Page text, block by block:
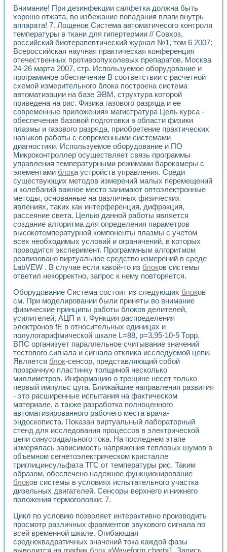
Лабораторные практикумы и учебные стенды
Автоматизация лабораторного стенда по измерению
Автоматизированные лабораторные комплексы для
Виртуальный прибор для исследования нелинейных
Использование виртуальных приборов в процесе
Использование программ ELECTRONICS WORKBENCH-
Лабораторный практикум по дисциплине «Цифровые
Лабораторный практикум по ИНС на основе LabVIEW
Лабораторный практикум по основам теории коммутации
Опыт использования NI LabVIEW для создания
Применение LabVIEW для исследования течения в
Создание виртуальной работы «Изучение магнитных
Обратный маятник
Устройство для изучения основ интерфейсов обмена по
Лабораторный практикум: изучение адиабатического
Стенд для исследования электрических переходных
Система статистической обработки результатов
Автоматизация лазерно-плазменных измерений с
Модельно-измерительный комплекс. Назначение. Состав.
Использование технологий NATIONAL INSTRUMENTS
Учебный практикум "Спектральный и корреляционный
Учебный стенд для исследования принципа действия
Оборудование и программное обеспечение учебных
Виртуальный лабораторный практикум для изучения
Управление роботом ТУР-10 средствами LabVIEW
Аппаратно-программный комплекс для исследования
Автоматизированный дистанционный лабораторный
Исследование возможности реставрации одномерных
Использование технологий NATIONAL INSTRUMENTS в
Учебный стенд для исследования принципа действия
Виртуальная система поддержки принимаемых решений в
Преемственность дисциплин «Моделирование систем» и
Универсальный стенд для исследования электрических
Лабораторные практикумы по информационно-
Виртуальный измеритель частотных характеристик на
Лабораторный практикум по основам теории Коммутации
Разработка виртуальной лабораторной работы
Виртуальные практикумы по электротехнике в среде
Из опыта внедрения в рамках национального проекта
Исследование эффективности решателей
Опыт разработки LabVIEW лабораторных практикумов
Проблемы повышения качества образования и
Развитие LabVIEW лабораторного практикума по
Разработка виртуальной лаборатории по электротехнике
Усовершенствованные алгоритмы частотного анализа
Об опыте работы учебного центра «Технологии
Технологии NI в магистерской программе «Прикладная
Система диагностики двигателей постоянного тока
Автоматизированный стенд формирования
Лабораторный практикум по курсу ИИС на базе
Партнеры
Учебные заведения
Бизнес
Контакты
Внимание! При дезинфекции салфетка должна быть
хорошо отжата, во избежание попадания влаги внутрь
аппарата! 7. Лощенов Система автоматичесого контроля
температуры в ткани для гипертермии // Совхоз,
российский биотерапевтический журнал №1, том 6 2007:
Всероссийская научная практическая конференция
отечественных противоопухолевых препаратов, Москва
24-26 марта 2007, стр. Используемое оборудование и
программное обеспечение В соответствии с расчетной
схемой измерительного блока построена система
автоматизации на базе ЭВМ, структура которой
приведена на рис. Физика газового разряда и ее
современные приложения» магистратура Цель курса -
обеспечение базовой подготовки в области физики
плазмы и газового разряда, приобретение практических
навыков работы с современными системами
диагностики. Используемое оборудование и ПО
Микроконтроллер осуществляет связь программы
управления температурными режимами барокамеры с
элементами блока устройств управления. Среди
существующих методов измерений малых перемещений
и колебаний важное место занимают оптоэлектронные
методы, основанные на различных физических
явлениях, таких как интерференция, дифракция,
рассеяние света. Целью данной работы является
создание алгоритма для определения параметров
высокотемпературной компоненты плазмы с учетом
всех необходимых условий и ограничений, в которых
проводится эксперимент. Программным алгоритмом
реализовано виртуальное средство измерений в среде
LabVEW . В случае если какой-то из блоков системы
ответил некорректно, запрос к нему повторяется.
Оборудование Система состоит из следующих блоков
см. При моделировании были приняты во внимание
физические принципы работы блоков делителей,
усилителей, АЦП и т. Функция распределения
электронов fE в относительных единицах и
полулогарифмической шкале L=88, p=3,95·10-5 Торр.
ВПС организует параллельное считывание значений
тестового сигнала и сигнала отклика исследуемой цепи.
Является блок-сенсор, представляющий собой
прозрачную пластинку толщиной несколько
миллиметров. Информацию о трещине несет только
первый импульс цуга. Ближайшие направления развития
- это расширенные испытания на фактическом
материале, а также разработка полноценного
автоматизированного рабочего места врача-
эндоскописта. Показан виртуальный лабораторный
стенд для исследования процессов в электрической
цепи синусоидального тока. На последнем этапе
измерялась зависимость напряжения тепловых шумов в
объемном сегнетоэлектрическом кристалле
триглицинсульфата ТГС от температуры рис. Таким
образом, обеспечено надежное функционирование
блоков системы в условиях испытательного участка
дизельных двигателей. Сенсоры верхнего и нижнего
положения термоголовки; 7.
Цикл по условию позволяет интерактивно производить
просмотр различных фрагментов звукового сигнала по
всей временной шкале. Огибающая
среднеквадратичных значений тока каждой фазы